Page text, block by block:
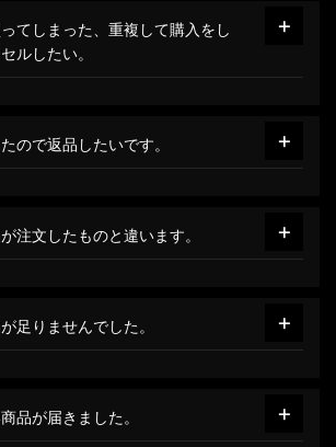
てしまった、重複して購入をし
ルしたい。
ので返品したいです。
注文したものと違います。
足りませんでした。
品が届きました。